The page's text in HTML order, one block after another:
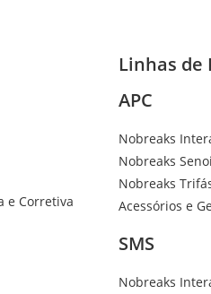
e Corretiva
Linhas de
APC
Nobreaks
Nobreaks
Nobreaks
Acessórios e
SMS
Nobreaks